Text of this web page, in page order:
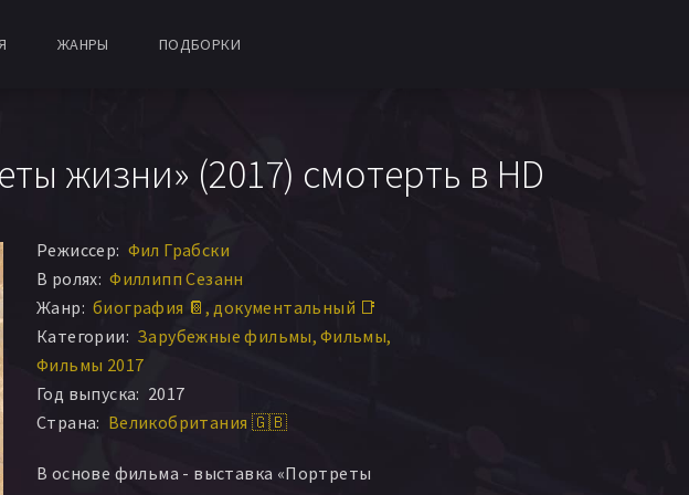
ЖАНРЫ ПОДБОРКИ
жизни» (2017) смотерть в HD
Режиссер: Фил Грабски
В ролях: Филлипп Сезанн
Жанр: биография 📔 документальный 📑
Категории: Зарубежные фильмы Фильмы
Фильмы 2017
Год выпуска: 2017
Страна: Великобритания 🇬🇧
В основе фильма - выставка «Портреты